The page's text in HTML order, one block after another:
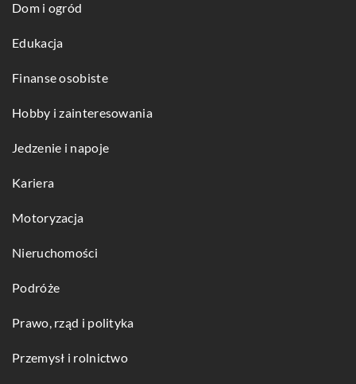
Dom i ogród
Edukacja
Finanse osobiste
Hobby i zainteresowania
Jedzenie i napoje
Kariera
Motoryzacja
Nieruchomości
Podróże
Prawo, rząd i polityka
Przemysł i rolnictwo